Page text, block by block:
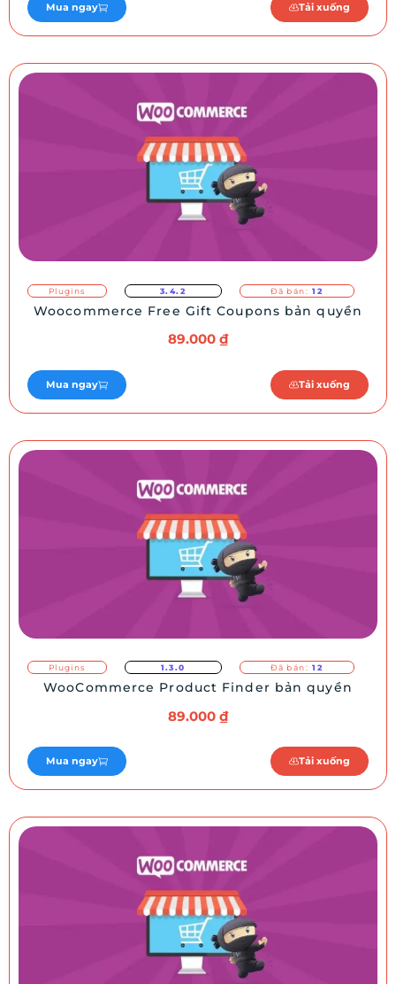
Mua ngay Tải xuống
Plugins 3.4.2 Đã bán: 12
Woocommerce Free Gift Coupons bản quyền
89.000 ₫
Mua ngay Tải xuống
Plugins 1.3.0 Đã bán: 12
WooCommerce Product Finder bản quyền
89.000 ₫
Mua ngay Tải xuống